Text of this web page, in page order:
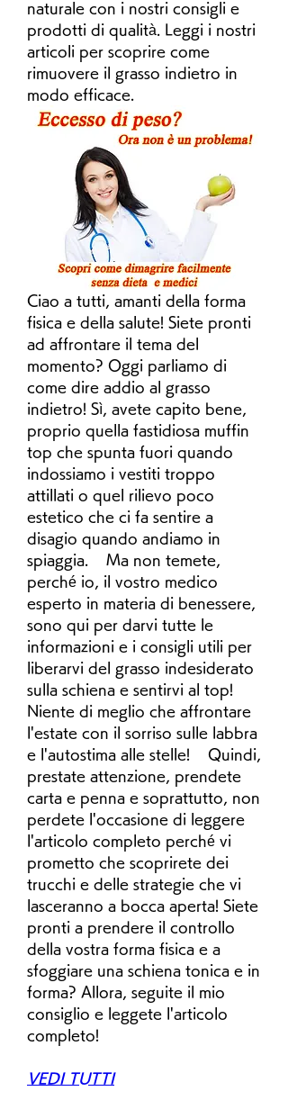
naturale con i nostri consigli e
prodotti di qualità. Leggi i nostri
articoli per scoprire come
rimuovere il grasso indietro in
modo efficace.
Ciao a tutti, amanti della forma
fisica e della salute! Siete pronti
ad affrontare il tema del
momento? Oggi parliamo di
come dire addio al grasso
indietro! Sì, avete capito bene,
proprio quella fastidiosa muffin
top che spunta fuori quando
indossiamo i vestiti troppo
attillati o quel rilievo poco
estetico che ci fa sentire a
disagio quando andiamo in
spiaggia.    Ma non temete,
perché io, il vostro medico
esperto in materia di benessere,
sono qui per darvi tutte le
informazioni e i consigli utili per
liberarvi del grasso indesiderato
sulla schiena e sentirvi al top!
Niente di meglio che affrontare
l'estate con il sorriso sulle labbra
e l'autostima alle stelle!    Quindi,
prestate attenzione, prendete
carta e penna e soprattutto, non
perdete l'occasione di leggere
l'articolo completo perché vi
prometto che scoprirete dei
trucchi e delle strategie che vi
lasceranno a bocca aperta! Siete
pronti a prendere il controllo
della vostra forma fisica e a
sfoggiare una schiena tonica e in
forma? Allora, seguite il mio
consiglio e leggete l'articolo
completo!
VEDI TUTTI